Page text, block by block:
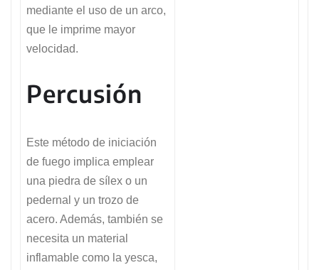
mediante el uso de un arco,
que le imprime mayor
velocidad.
Percusión
Este método de iniciación
de fuego implica emplear
una piedra de sílex o un
pedernal y un trozo de
acero. Además, también se
necesita un material
inflamable como la yesca,